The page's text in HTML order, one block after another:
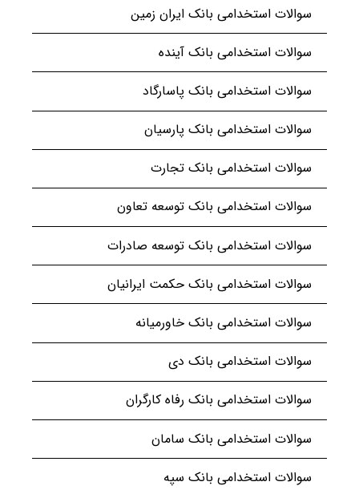
سوالات استخدامی بانک ایران زمین
سوالات استخدامی بانک آینده
سوالات استخدامی بانک پاسارگاد
سوالات استخدامی بانک پارسیان
سوالات استخدامی بانک تجارت
سوالات استخدامی بانک توسعه تعاون
سوالات استخدامی بانک توسعه صادرات
سوالات استخدامی بانک حکمت ایرانیان
سوالات استخدامی بانک خاورمیانه
سوالات استخدامی بانک دی
سوالات استخدامی بانک رفاه کارگران
سوالات استخدامی بانک سامان
سوالات استخدامی بانک سپه